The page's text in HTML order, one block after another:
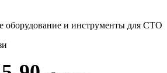
оборудование и инструменты для СТО